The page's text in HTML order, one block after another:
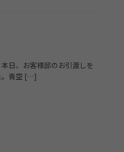
日、お客様邸のお引渡しを
。青空 […]